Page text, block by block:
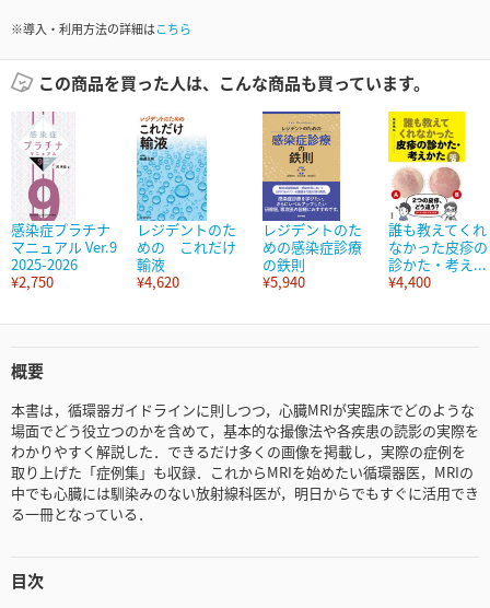
※導入・利用方法の詳細はこちら
この商品を買った人は、こんな商品も買っています。
感染症プラチナ
マニュアル Ver.9
2025-2026
¥2,750
レジデントのた
めの これだけ
輸液
¥4,620
レジデントのた
めの感染症診療
の鉄則
¥5,940
誰も教えてくれ
なかった皮疹の
診かた・考え...
¥4,400
概要
本書は，循環器ガイドラインに則しつつ，心臓MRIが実臨床でどのような
場面でどう役立つのかを含めて，基本的な撮像法や各疾患の読影の実際を
わかりやすく解説した．できるだけ多くの画像を掲載し，実際の症例を
取り上げた「症例集」も収録．これからMRIを始めたい循環器医，MRIの
中でも心臓には馴染みのない放射線科医が，明日からでもすぐに活用でき
る一冊となっている．
目次